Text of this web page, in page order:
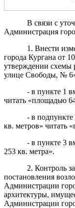
В связи с
Администрация
1. Внести
города Кургана от
утверждении схемы
улице Свободы, №
- в пункте 1
читать «площадью
- в
кв. метров» читать
- в пункте 3
253 кв. метра».
2. Контроль
постановления
Администрации
архитектуры,
Администрации